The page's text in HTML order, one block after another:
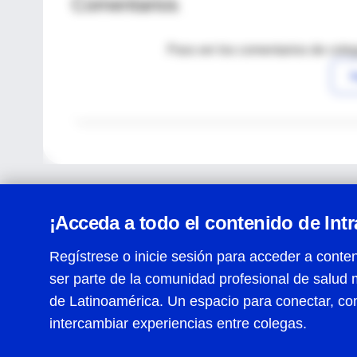
Para ver los comentarios de
¡Acceda a todo el contenido de
Regístrese o inicie sesión para acceder a
ser parte de la comunidad profesional de salud
de Latinoamérica. Un espacio para conectar,
intercambiar experiencias entre colegas.
Centro de Ayuda
Términos y condiciones| Políticas de privacidad